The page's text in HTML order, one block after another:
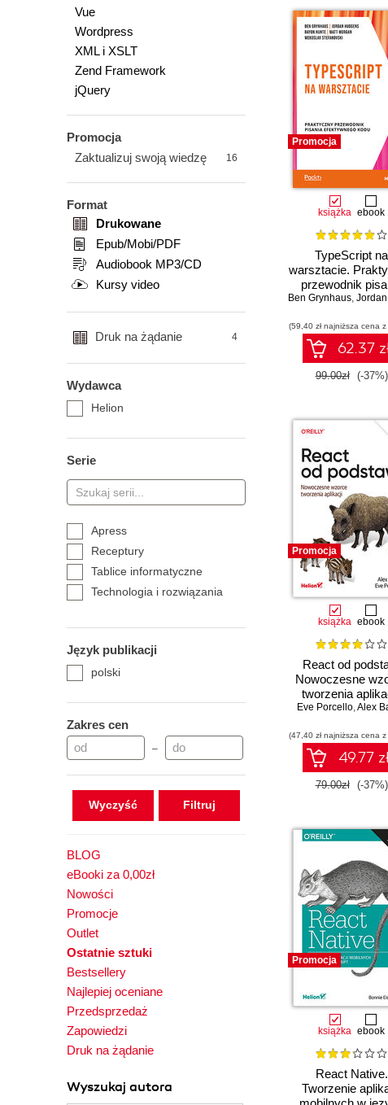
Vue
Wordpress
XML i XSLT
Zend Framework
jQuery
Promocja
Zaktualizuj swoją wiedzę
16
Format
Drukowane
Epub/Mobi/PDF
Audiobook MP3/CD
Kursy video
Druk na żądanie 4
Wydawca
Helion
Serie
Apress
Receptury
Tablice informatyczne
Technologia i rozwiązania
Język publikacji
polski
Zakres cen
–
Wyczyść
BLOG
eBooki za 0,00zł
Nowości
Promocje
Outlet
Ostatnie sztuki
Bestsellery
Najlepiej oceniane
Przedsprzedaż
Zapowiedzi
Druk na żądanie
Wyszukaj autora
Promocja
książka ebook
TypeScript na
warsztacie.
przewodnik
efektywnego
Ben Grynhaus, Jordan
(59,40 zł najniższa cena
62.37
99.00zł (-37%)
Promocja
książka ebook
React od
Nowoczesne
tworzenia
Wydanie II
Eve Porcello,Alex
(47,40 zł najniższa cena
49.77
79.00zł (-37%)
Promocja
książka ebook
React Native.
Tworzenie